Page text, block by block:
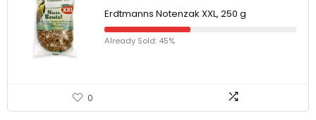
Erdtmanns Notenzak XXL, 250 g
Already Sold: 45%
0